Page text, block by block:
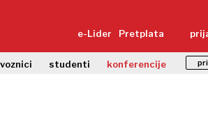
e-Lider Pretplata
studenti konferencije